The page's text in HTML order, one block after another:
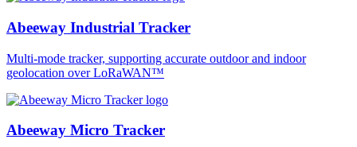
Abeeway Industrial Tracker
Multi-mode tracker, supporting accurate outdoor and indoor
geolocation over LoRaWAN™
Abeeway Micro Tracker